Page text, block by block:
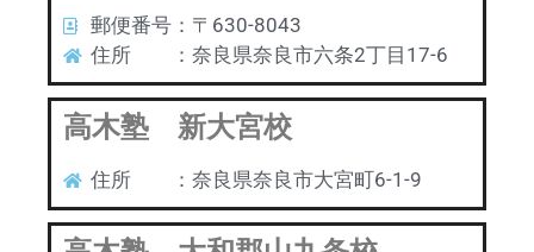
郵便番号：〒630-8043
住所 ：奈良県奈良市六条2丁目17-6
高木塾 新大宮校
住所 ：奈良県奈良市大宮町6-1-9